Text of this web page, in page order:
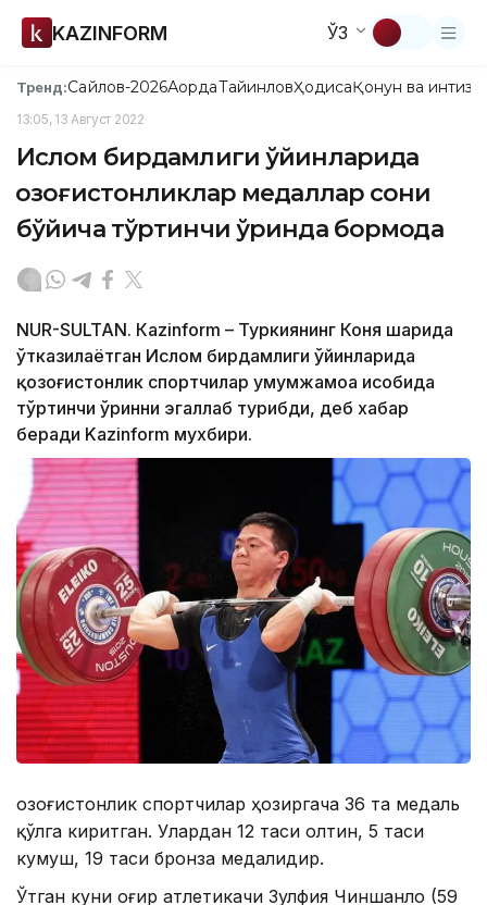
KAZINFORM ЎЗ
Тренд:Сайлов-2026АқордаТайинловҲодисаҚонун ва
13:05, 13 Август 2022
Ислом бирдамлиги ўйинларида
қозоғистонликлар медаллар сони
бўйича тўртинчи ўринда бормоқда
NUR-SULTAN. Кazinform – Туркиянинг Коня шаҳрида
ўтказилаётган Ислом бирдамлиги ўйинларида
қозоғистонлик спортчилар умумжамоа ҳисобида
тўртинчи ўринни эгаллаб турибди, деб хабар
беради Kazinform мухбири.
Қозоғистонлик спортчилар ҳозиргача 36 та медаль
қўлга киритган. Улардан 12 таси олтин, 5 таси
кумуш, 19 таси бронза медалидир.
Ўтган куни оғир атлетикачи Зулфия Чиншанло (59